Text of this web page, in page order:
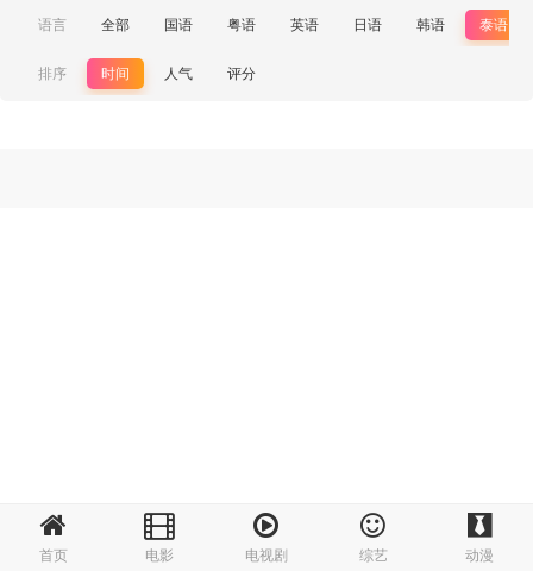
首页 电影 电视剧 综艺 动漫
语言 全部 国语 粤语 英语 日语 韩语 泰语
排序 时间 人气 评分